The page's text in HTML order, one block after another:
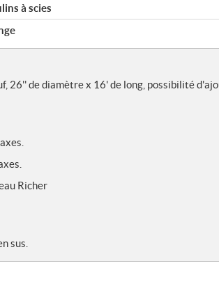
à scies
26'' de diamètre x 16' de long, possibilité
Richer
sus.